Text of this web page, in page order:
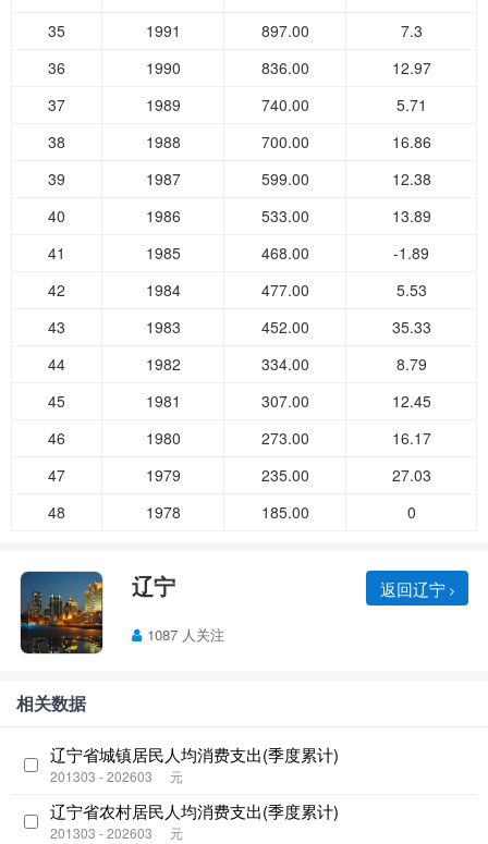
35
1991 897.00
7.3
36
1990 836.00
12.97
37
1989 740.00
5.71
38
1988 700.00
16.86
39
1987 599.00
12.38
40
1986 533.00
13.89
41
1985 468.00
-1.89
42
1984 477.00
5.53
43
1983 452.00
35.33
44
1982 334.00
8.79
45
1981 307.00
12.45
46
1980 273.00
16.17
47
1979 235.00
27.03
48
1978 185.00 0
辽宁 返回辽宁
1087 人关注
相关数据
辽宁省城镇居民人均消费支出(季度累计)
201303 - 202603 元
辽宁省农村居民人均消费支出(季度累计)
201303 - 202603 元